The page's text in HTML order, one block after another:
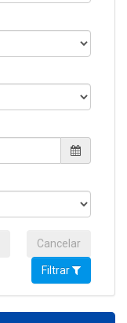
Cancelar
Filtrar